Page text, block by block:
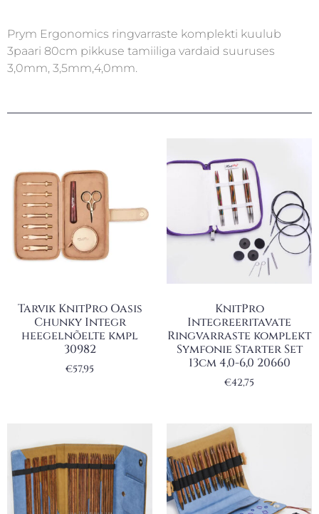
Prym Ergonomics ringvarraste komplekti kuulub
3paari 80cm pikkuse tamiiliga vardaid suuruses
3,0mm, 3,5mm,4,0mm.
Tarvik KnitPro Oasis
Chunky Integr
heegelnõelte kmpl
30982
€57,95
KnitPro
Integreeritavate
Ringvarraste komplekt
Symfonie Starter Set
13cm 4,0-6,0 20660
€42,75